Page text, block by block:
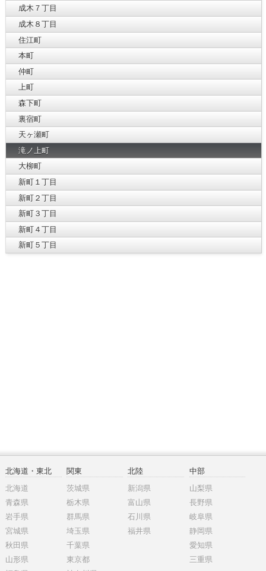
成木７丁目
成木８丁目
住江町
本町
仲町
上町
森下町
裏宿町
天ヶ瀬町
滝ノ上町
大柳町
新町１丁目
新町２丁目
新町３丁目
新町４丁目
新町５丁目
北海道・東北
北海道
青森県
岩手県
宮城県
秋田県
山形県
関東
茨城県
栃木県
群馬県
埼玉県
千葉県
東京都
北陸
新潟県
富山県
石川県
福井県
中部
山梨県
長野県
岐阜県
静岡県
愛知県
三重県